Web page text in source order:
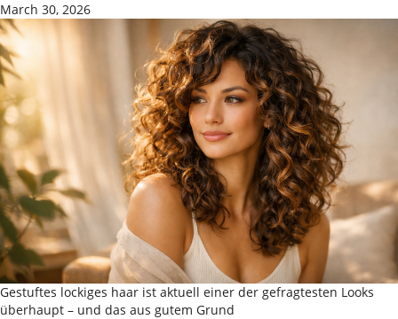
March 30, 2026
Gestuftes lockiges haar ist aktuell einer der gefragtesten Looks
überhaupt – und das aus gutem Grund